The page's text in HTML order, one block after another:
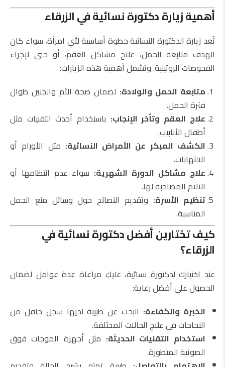
أهمية زيارة دكتورة نسائية في الزرقاء
تُعد زيارة الدكتورة النسائية خطوة أساسية لأي امرأة، سواء كان
الهدف متابعة الحمل، علاج مشاكل العقم، أو حتى لإجراء
الفحوصات الروتينية. وتشمل أهمية هذه الزيارات:
متابعة الحمل والولادة: لضمان صحة الأم والجنين طوال
فترة الحمل.
علاج العقم وتأخر الإنجاب: باستخدام أحدث التقنيات مثل
أطفال الأنابيب.
الكشف المبكر عن الأمراض النسائية: مثل الأورام أو
الالتهابات.
علاج مشاكل الدورة الشهرية: سواء عدم انتظامها أو
الآلام المصاحبة لها.
تنظيم الأسرة: وتقديم النصائح حول وسائل منع الحمل
المناسبة.
كيف تختارين أفضل دكتورة نسائية في
الزرقاء؟
عند اختيارك لدكتورة نسائية، عليكِ مراعاة عدة عوامل لضمان
الحصول على أفضل رعاية:
الخبرة والكفاءة: البحث عن طبيبة لديها سجل حافل من
النجاحات في علاج الحالات المختلفة.
استخدام التقنيات الحديثة: مثل أجهزة الموجات فوق
الصوتية المتطورة.